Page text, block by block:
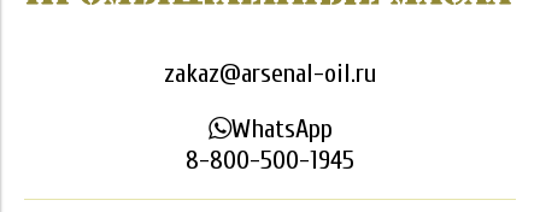
zakaz@arsenal-oil.ru
WhatsApp
8-800-500-1945